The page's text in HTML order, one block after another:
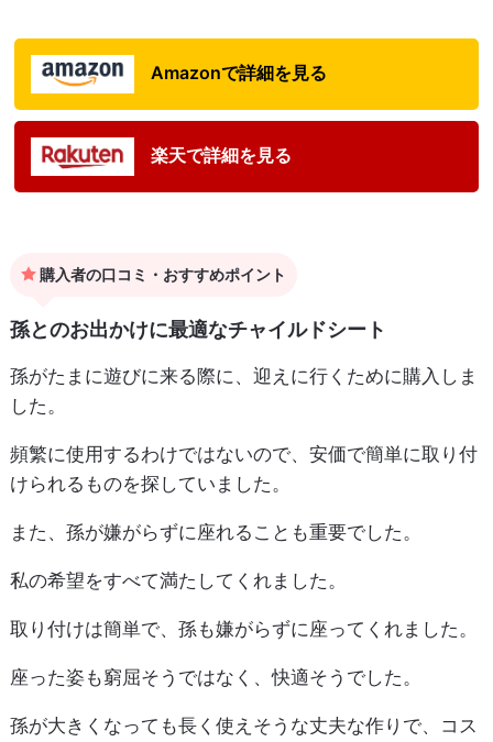
Amazonで詳細を見る
楽天で詳細を見る
購入者の口コミ・おすすめポイント
孫とのお出かけに最適なチャイルドシート
孫がたまに遊びに来る際に、迎えに行くために購入しま
した。
頻繁に使用するわけではないので、安価で簡単に取り付
けられるものを探していました。
また、孫が嫌がらずに座れることも重要でした。
私の希望をすべて満たしてくれました。
取り付けは簡単で、孫も嫌がらずに座ってくれました。
座った姿も窮屈そうではなく、快適そうでした。
孫が大きくなっても長く使えそうな丈夫な作りで、コス